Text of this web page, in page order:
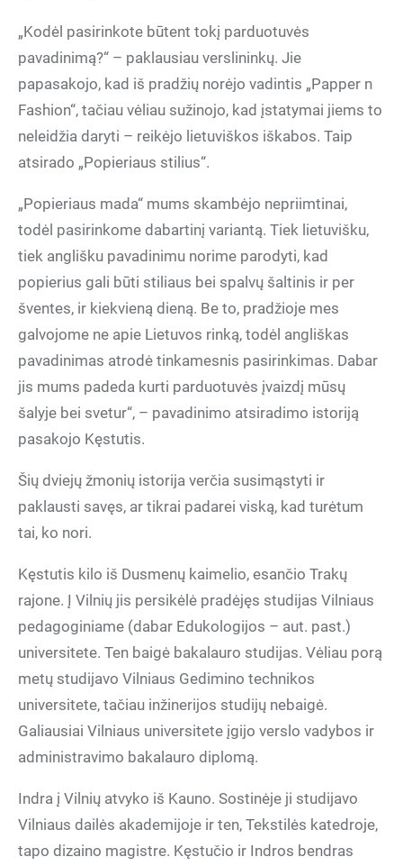
„Kodėl pasirinkote būtent tokį parduotuvės
pavadinimą?“ – paklausiau verslininkų. Jie
papasakojo, kad iš pradžių norėjo vadintis „Papper n
Fashion“, tačiau vėliau sužinojo, kad įstatymai jiems to
neleidžia daryti – reikėjo lietuviškos iškabos. Taip
atsirado „Popieriaus stilius“.
„Popieriaus mada“ mums skambėjo nepriimtinai,
todėl pasirinkome dabartinį variantą. Tiek lietuvišku,
tiek anglišku pavadinimu norime parodyti, kad
popierius gali būti stiliaus bei spalvų šaltinis ir per
šventes, ir kiekvieną dieną. Be to, pradžioje mes
galvojome ne apie Lietuvos rinką, todėl angliškas
pavadinimas atrodė tinkamesnis pasirinkimas. Dabar
jis mums padeda kurti parduotuvės įvaizdį mūsų
šalyje bei svetur“, – pavadinimo atsiradimo istoriją
pasakojo Kęstutis.
Šių dviejų žmonių istorija verčia susimąstyti ir
paklausti savęs, ar tikrai padarei viską, kad turėtum
tai, ko nori.
Kęstutis kilo iš Dusmenų kaimelio, esančio Trakų
rajone. Į Vilnių jis persikėlė pradėjęs studijas Vilniaus
pedagoginiame (dabar Edukologijos – aut. past.)
universitete. Ten baigė bakalauro studijas. Vėliau porą
metų studijavo Vilniaus Gedimino technikos
universitete, tačiau inžinerijos studijų nebaigė.
Galiausiai Vilniaus universitete įgijo verslo vadybos ir
administravimo bakalauro diplomą.
Indra į Vilnių atvyko iš Kauno. Sostinėje ji studijavo
Vilniaus dailės akademijoje ir ten, Tekstilės katedroje,
tapo dizaino magistre. Kęstučio ir Indros bendras